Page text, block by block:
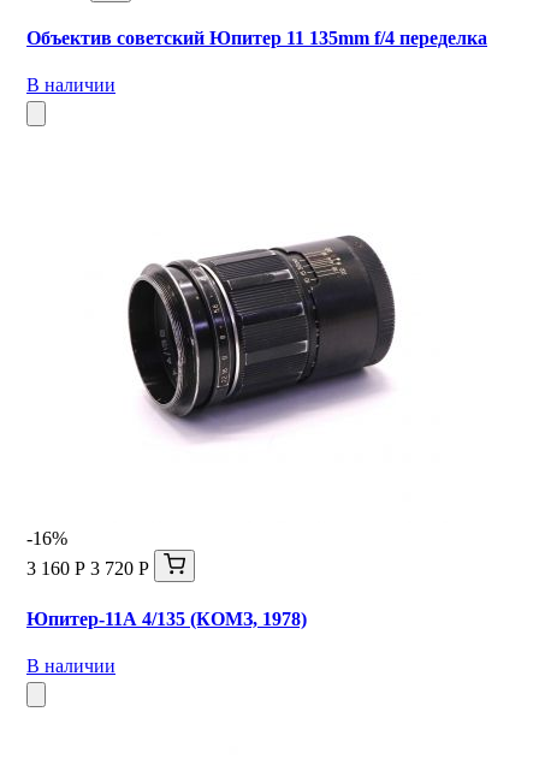
Объектив советский Юпитер 11 135mm f/4 переделка
В наличии
-16%
3 160 Р 3 720 Р
Юпитер-11А 4/135 (КОМЗ, 1978)
В наличии